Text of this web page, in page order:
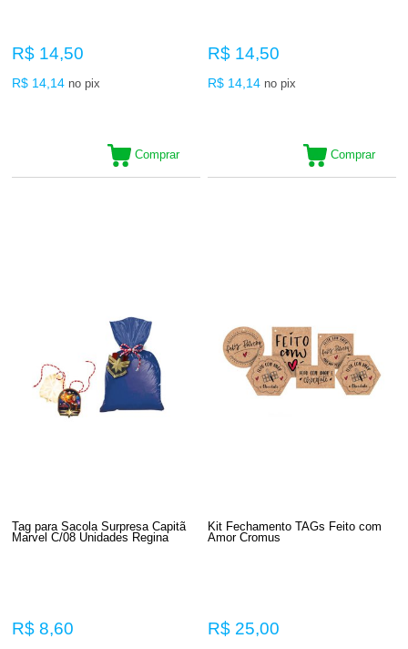
R$ 14,50
R$ 14,14 no pix
Comprar
R$ 14,50
R$ 14,14 no pix
Comprar
Tag para Sacola Surpresa Capit
Marvel C/08 Unidades Regina
R$ 8,60
Kit Fechamento TAGs Feito com
Amor Cromus
R$ 25,00